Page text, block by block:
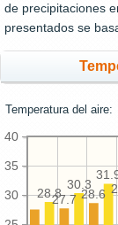
de precipitaciones
presentados se
Temperatura del aire:
30
35
40
28.6
27.7
30.3
28.8